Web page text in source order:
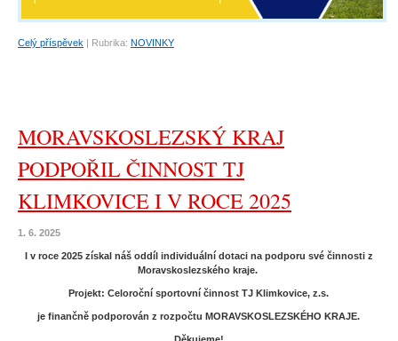
Celý příspěvek | Rubrika: NOVINKY
MORAVSKOSLEZSKÝ KRAJ
PODPOŘIL ČINNOST TJ
KLIMKOVICE I V ROCE 2025
1. 6. 2025
I v roce 2025 získal náš oddíl individuální dotaci na podporu své činnosti z
Moravskoslezského kraje.
Projekt: Celoroční sportovní činnost TJ Klimkovice, z.s.
je finančně podporován z rozpočtu MORAVSKOSLEZSKÉHO KRAJE.